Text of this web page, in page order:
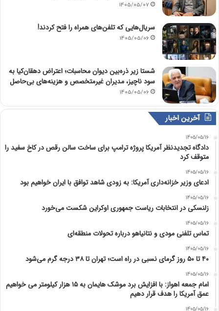
1405/05/07
سریال‌هایی که تلفن‌های همراه را فتح کردند!
1405/05/06
شستا زیر ذره‌بین دیوان محاسبات؛ اعتراض دهقان‌کیا به
سود ناچیز، مدیران غیرمتخصص و هزینه‌های بی‌حاصل
1405/05/06
آخرین اخبار
1405/05/16
دادگاه تجدیدنظر آمریکا پروژه ترامپ برای ساخت سالن رقص در کاخ سفید را
متوقف کرد
1405/05/16
ادعای وزیر خزانه‌داری آمریکا: به زودی شاهد توافق با ایران خواهیم بود
1405/05/16
زلنسکی در انتخابات ریاست جمهوری اوکراین شکست می‌خورد
1405/05/16
تماس تلفنی مودی و نتانیاهو درباره تحولات منطقه‌ای
1405/05/16
۴۰ تا ۵۰ روز گرمای نسبی در راه است؛ تهران تا ۳۸ درجه گرم می‌شود
1405/05/16
امام‌ جمعه اهواز: با افزایش برد موشک هایمان به ۱۵ هزار کیلومتر می خواهیم
عمق آمریکا را هدف قرار دهیم
1405/05/16